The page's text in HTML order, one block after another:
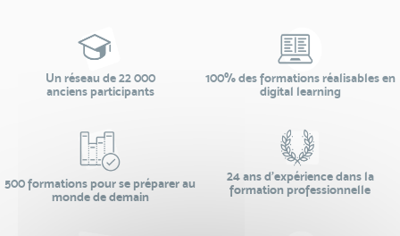
Un réseau de 22 000
anciens participants
100% des formations réalisables en
digital learning
500 formations pour se préparer au
monde de demain
24 ans d'expérience dans la
formation professionnelle